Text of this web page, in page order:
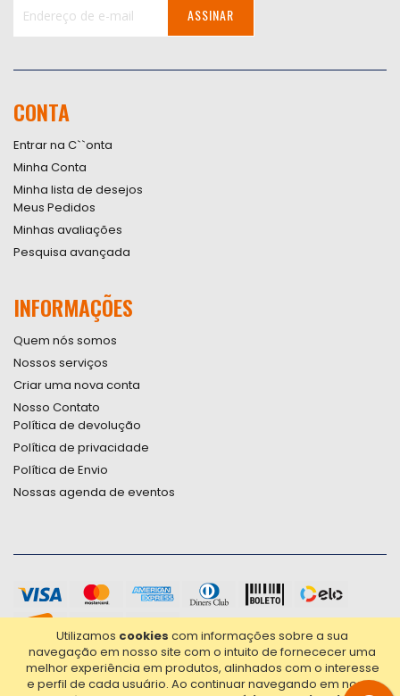
Utilizamos cookies com informações sobre a sua
navegação em nosso site com o intuito de fornececer uma
melhor experiência em produtos, alinhados com o interesse
e perfil de cada usuário. Ao continuar navegando em nosso
Newsletter:
ASSINAR
CONTA
Entrar na C``onta
Minha Conta
Minha lista de desejos
Meus Pedidos
Minhas avaliações
Pesquisa avançada
INFORMAÇÕES
Quem nós somos
Nossos serviços
Criar uma nova conta
Nosso Contato
Política de devolução
Política de privacidade
Política de Envio
Nossas agenda de eventos